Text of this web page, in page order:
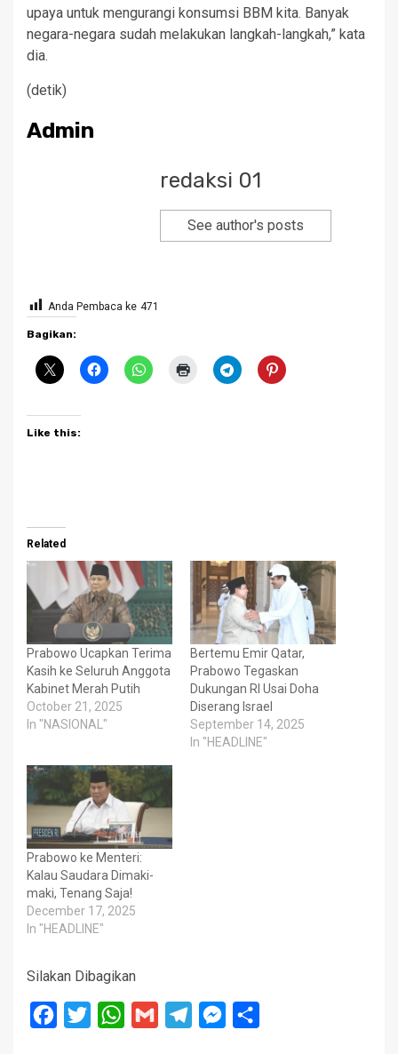
upaya untuk mengurangi konsumsi BBM kita. Banyak
negara-negara sudah melakukan langkah-langkah,” kata
dia.
(detik)
Admin
redaksi 01
See author's posts
Anda Pembaca ke 471
Bagikan:
Like this:
Related
Prabowo Ucapkan Terima
Kasih ke Seluruh Anggota
Kabinet Merah Putih
October 21, 2025
In "NASIONAL"
Bertemu Emir Qatar,
Prabowo Tegaskan
Dukungan RI Usai Doha
Diserang Israel
September 14, 2025
In "HEADLINE"
Prabowo ke Menteri:
Kalau Saudara Dimaki-
maki, Tenang Saja!
December 17, 2025
In "HEADLINE"
Silakan Dibagikan
Facebook
Twitter WhatsApp
Gmail TelegramMessenger